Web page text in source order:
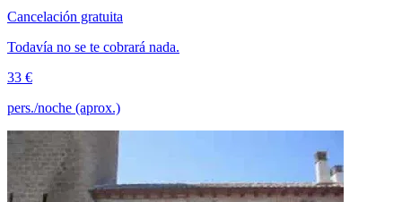
Cancelación gratuita
Todavía no se te cobrará nada.
33 €
pers./noche (aprox.)